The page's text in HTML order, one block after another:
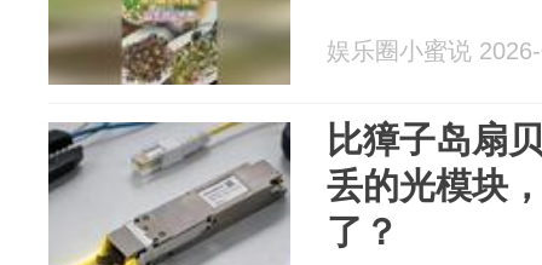
娱乐圈小蜜说
比獐子岛扇
丢的光模块
了？